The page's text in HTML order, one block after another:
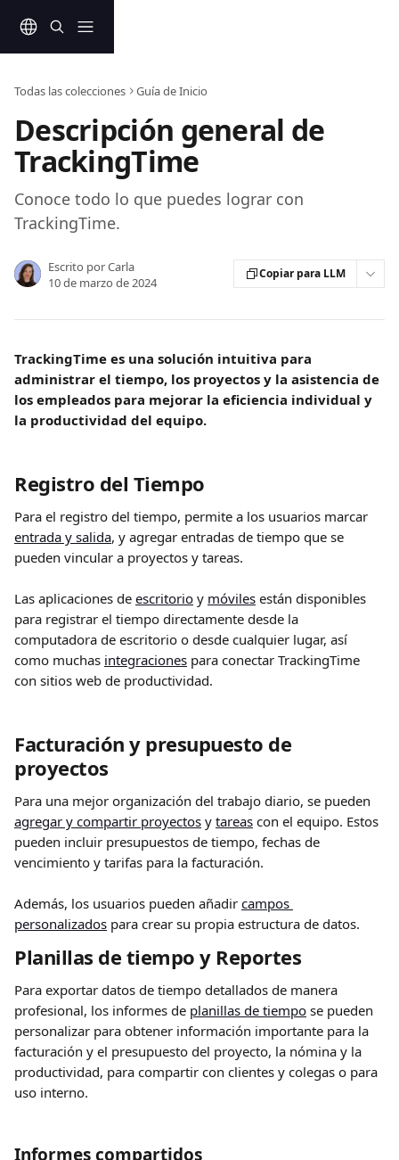
Todas las colecciones Guía de Inicio
Descripción general de
TrackingTime
Conoce todo lo que puedes lograr con
TrackingTime.
Escrito porCarla
10 de marzo de 2024
Copiar para LLM
TrackingTime es una solución intuitiva para
administrar el tiempo, los proyectos y la asistencia de
los empleados para mejorar la eficiencia individual y
la productividad del equipo.
Registro del Tiempo
Para el registro del tiempo, permite a los usuarios marcar
entrada y salida, y agregar entradas de tiempo que se
pueden vincular a proyectos y tareas.
Las aplicaciones de escritorio y móviles están disponibles
para registrar el tiempo directamente desde la
computadora de escritorio o desde cualquier lugar, así
como muchas integraciones para conectar TrackingTime
con sitios web de productividad.
Facturación y presupuesto de
proyectos
Para una mejor organización del trabajo diario, se pueden
agregar y compartir proyectos y tareas con el equipo. Estos
pueden incluir presupuestos de tiempo, fechas de
vencimiento y tarifas para la facturación.
Además, los usuarios pueden añadir campos
personalizados para crear su propia estructura de datos.
Planillas de tiempo y Reportes
Para exportar datos de tiempo detallados de manera
profesional, los informes de planillas de tiempo se pueden
personalizar para obtener información importante para la
facturación y el presupuesto del proyecto, la nómina y la
productividad, para compartir con clientes y colegas o para
uso interno.
Informes compartidos